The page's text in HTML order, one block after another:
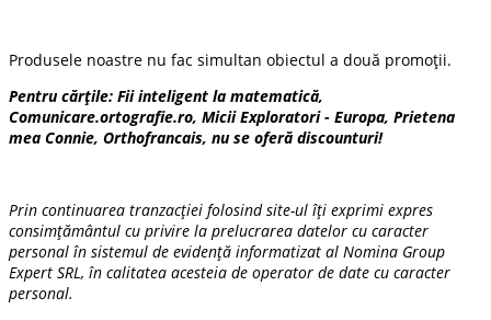
Produsele noastre nu fac simultan obiectul a două promoții.
Pentru cărțile: Fii inteligent la matematică,
Comunicare.ortografie.ro, Micii Exploratori - Europa, Prietena
mea Connie, Orthofrancais, nu se oferă discounturi!
Prin continuarea tranzacției folosind site-ul îți exprimi expres
consimțământul cu privire la prelucrarea datelor cu caracter
personal în sistemul de evidență informatizat al Nomina Group
Expert SRL, în calitatea acesteia de operator de date cu caracter
personal.